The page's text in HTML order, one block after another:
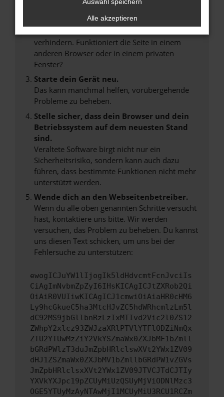
Prüfe deine Browsererweiterungen.
Manche Erweiterungen, wie Werbeblocker,
verhindern. Funktioniert die Seite in einem
anderen Browser oder in einem privaten
Fenster?
Starte dein Gerät neu.
Das kann manchmal helfen, vorübergehende
Probleme zu beheben.
Stelle sicher, dass dein Browser und dein
Betriebssystem auf dem neuesten Stand
sind.
Veraltete Software birgt nicht nur ein
Sicherheitsrisiko, sondern kann auch dazu
führen, dass bestimmte Funktionen nicht mehr
unterstützt werden.
Wende dich an den Webseitenbetreiber.
Wenn du alle oben genannten Schritte versucht
hast, kontaktiere uns bitte. Wir werden
versuchen, das Problem zu beheben. Du kannst
uns diesen Text schicken, um uns bei der
Fehlersuche zu unterstützen:
ewogICJuYW1lIjogIk5ldHdvcmtFcnJvciIs
CiAgImNvbmZpZyI6IHsKICAgICJtZXRob2Qi
OiAiR0VUIiwKICAgICJ1cmwiOiAiaHR0cHM6
Ly9hcGkueC5ha3MtcHJvZC5hdWRhcmlzLm5l
dC92MS9jbGllbnRzLzIxMTIvd2Vic2l0ZS12
ZWhpY2xlcz93ZWJzaXRlPTVlYTFlODZiNmQx
ZTU2YTUwMzZiY2VkYSZmaWx0ZXJbMF1bZmll
bGRdPWlzT3duJmZpbHRlclswXVt2YWx1ZV09
dHJ1ZSZmaWx0ZXJbMV1bZmllbGRdPW1vZGVs
JmZpbHRlclsxXVt2YWx1ZV09JTVCJTdCJTIy
YXVkYXJpc19pZCUyMiUzQSUyMjViODNlMzc3
OGE5YTUyMzAyNTAwMjI1MCUyMiU3RCU1RCZm
Alle akzeptieren